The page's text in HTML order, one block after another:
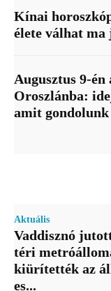
Kínai
élete válhat ma
Augusztus 9-
Oroszlánba:
amit gondolunk
Aktuális
Vaddisznó
téri
kiürítették az
es...